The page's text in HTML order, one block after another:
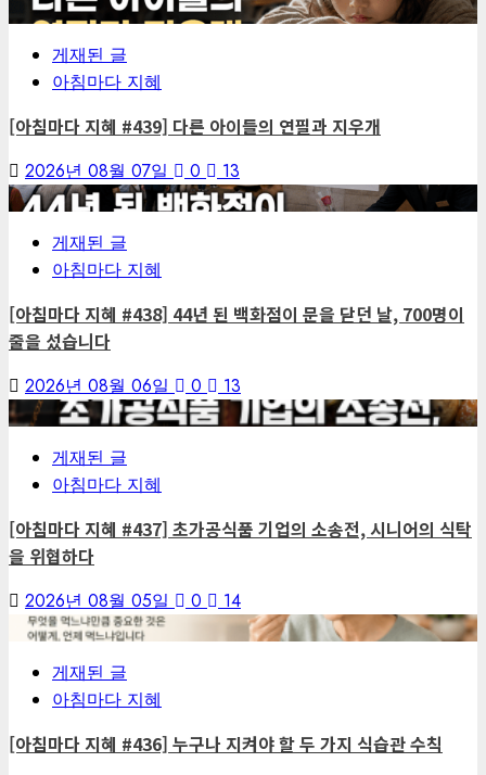
게재된 글
아침마다 지혜
[아침마다 지혜 #439] 다른 아이들의 연필과 지우개
2026년 08월 07일 0
13
5
게재된 글
아침마다 지혜
[아침마다 지혜 #438] 44년 된 백화점이 문을 닫던 날, 700명이
줄을 섰습니다
2026년 08월 06일 0
13
6
게재된 글
아침마다 지혜
[아침마다 지혜 #437] 초가공식품 기업의 소송전, 시니어의 식탁
을 위협하다
2026년 08월 05일 0
14
게재된 글
아침마다 지혜
[아침마다 지혜 #436] 누구나 지켜야 할 두 가지 식습관 수칙